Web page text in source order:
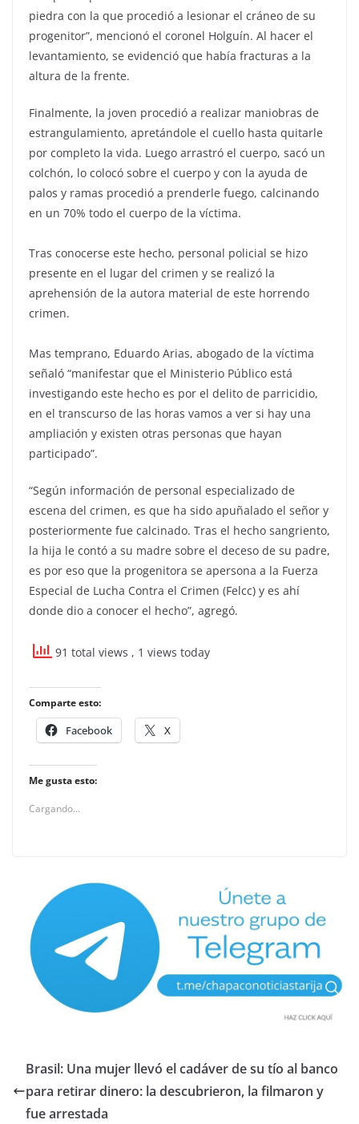
piedra con la que procedió a lesionar el cráneo de su
progenitor”, mencionó el coronel Holguín. Al hacer el
levantamiento, se evidenció que había fracturas a la
altura de la frente.
Finalmente, la joven procedió a realizar maniobras de
estrangulamiento, apretándole el cuello hasta quitarle
por completo la vida. Luego arrastró el cuerpo, sacó un
colchón, lo colocó sobre el cuerpo y con la ayuda de
palos y ramas procedió a prenderle fuego, calcinando
en un 70% todo el cuerpo de la víctima.
Tras conocerse este hecho, personal policial se hizo
presente en el lugar del crimen y se realizó la
aprehensión de la autora material de este horrendo
crimen.
Mas temprano, Eduardo Arias, abogado de la víctima
señaló “manifestar que el Ministerio Público está
investigando este hecho es por el delito de parricidio,
en el transcurso de las horas vamos a ver si hay una
ampliación y existen otras personas que hayan
participado”.
“Según información de personal especializado de
escena del crimen, es que ha sido apuñalado el señor y
posteriormente fue calcinado. Tras el hecho sangriento,
la hija le contó a su madre sobre el deceso de su padre,
es por eso que la progenitora se apersona a la Fuerza
Especial de Lucha Contra el Crimen (Felcc) y es ahí
donde dio a conocer el hecho”, agregó.
91 total views , 1 views today
Comparte esto:
Facebook X
Me gusta esto:
Cargando...
Brasil: Una mujer llevó el cadáver de su tío al banco
para retirar dinero: la descubrieron, la filmaron y
fue arrestada